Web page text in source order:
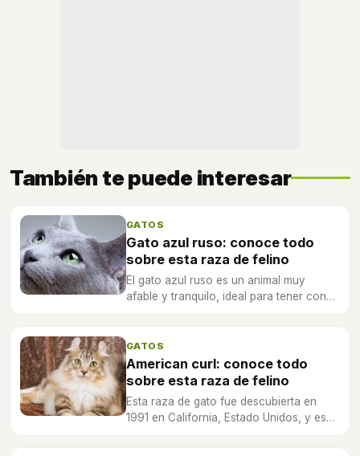
También te puede interesar
GATOS
Gato azul ruso: conoce todo
sobre esta raza de felino
El gato azul ruso es un animal muy
afable y tranquilo, ideal para tener con
GATOS
American curl: conoce todo
sobre esta raza de felino
Esta raza de gato fue descubierta en
1991 en California, Estado Unidos, y es